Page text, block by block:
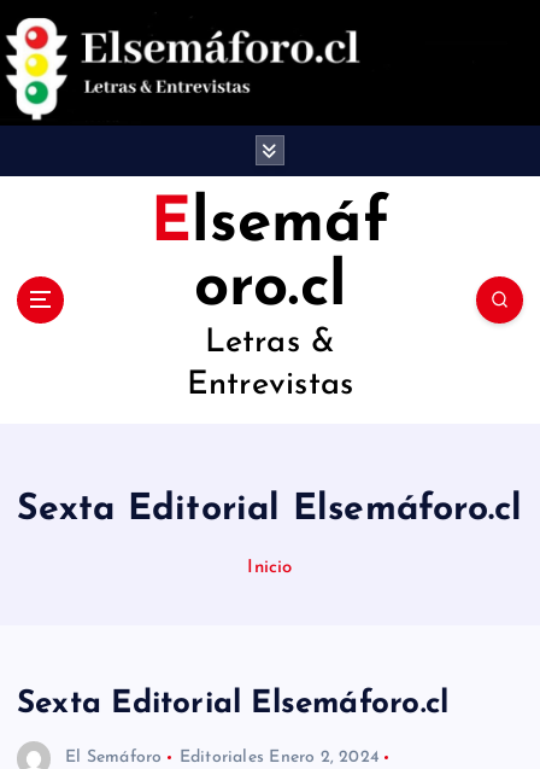
a
Elsemáf
oro.cl
Letras &
Entrevistas
Sexta Editorial Elsemáforo.cl
Inicio
Sexta Editorial Elsemáforo.cl
El Semáforo Editoriales Enero 2, 2024